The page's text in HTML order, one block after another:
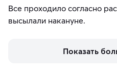
Все проходило согласно
высылали накануне.
Показать